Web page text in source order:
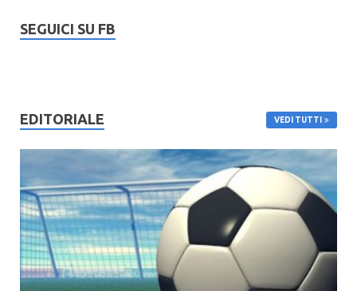
SEGUICI SU FB
EDITORIALE VEDI TUTTI